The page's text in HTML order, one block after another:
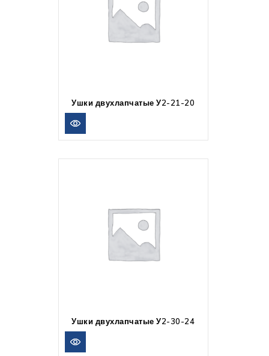
Ушки двухлапчатые У2-21-20
Ушки двухлапчатые У2-30-24